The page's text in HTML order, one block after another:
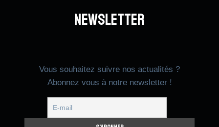
Newsletter
Vous souhaitez suivre nos actualités ?
Abonnez vous à notre newsletter !